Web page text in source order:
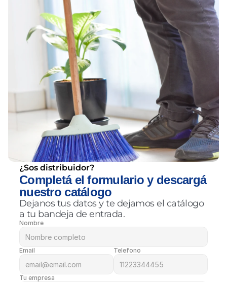
¿Sos distribuidor?
Completá el formulario y descargá
nuestro catálogo
Dejanos tus datos y te dejamos el catálogo
a tu bandeja de entrada.
Nombre
Email Telefono
Tu empresa